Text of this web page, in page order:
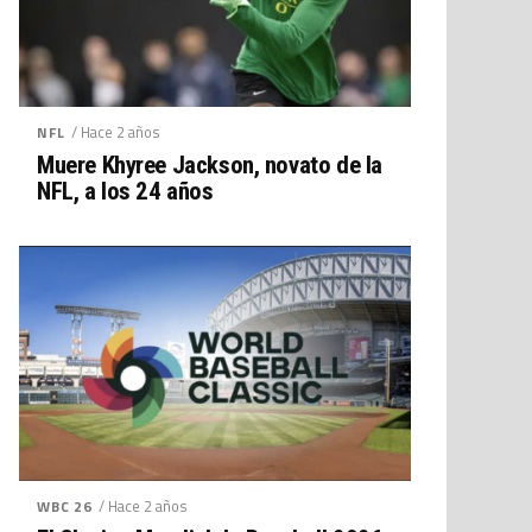
NFL / Hace 2 años
Muere Khyree Jackson, novato de la
NFL, a los 24 años
WBC 26 / Hace 2 años